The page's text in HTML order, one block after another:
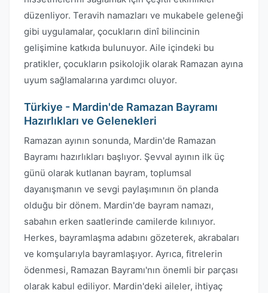
düzenliyor. Teravih namazları ve mukabele geleneği
gibi uygulamalar, çocukların dinî bilincinin
gelişimine katkıda bulunuyor. Aile içindeki bu
pratikler, çocukların psikolojik olarak Ramazan ayına
uyum sağlamalarına yardımcı oluyor.
Türkiye - Mardin'de Ramazan Bayramı
Hazırlıkları ve Gelenekleri
Ramazan ayının sonunda, Mardin'de Ramazan
Bayramı hazırlıkları başlıyor. Şevval ayının ilk üç
günü olarak kutlanan bayram, toplumsal
dayanışmanın ve sevgi paylaşımının ön planda
olduğu bir dönem. Mardin'de bayram namazı,
sabahın erken saatlerinde camilerde kılınıyor.
Herkes, bayramlaşma adabını gözeterek, akrabaları
ve komşularıyla bayramlaşıyor. Ayrıca, fitrelerin
ödenmesi, Ramazan Bayramı'nın önemli bir parçası
olarak kabul ediliyor. Mardin'deki aileler, ihtiyaç